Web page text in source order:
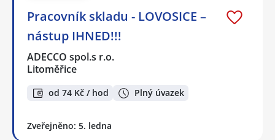
Pracovník skladu - LOVOSICE –
nástup IHNED!!!
ADECCO spol.s r.o.
Litoměřice
od 74 Kč / hod Plný úvazek
Zveřejněno: 5. ledna